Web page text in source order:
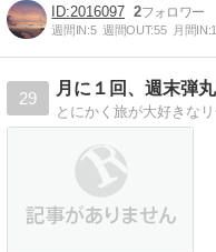
2016097 2
週間IN:5 週間OUT:55 月間IN:
29
月に１回、週末弾